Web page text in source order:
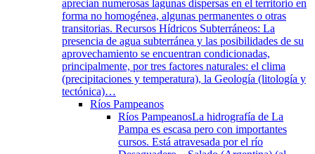
aprecian numerosas lagunas dispersas en el territorio en
forma no homogénea, algunas permanentes o otras
transitorias. Recursos Hídricos Subterráneos: La
presencia de agua subterránea y las posibilidades de su
aprovechamiento se encuentran condicionadas,
principalmente, por tres factores naturales: el clima
(precipitaciones y temperatura), la Geología (litología y
tectónica)…
Ríos Pampeanos
Ríos PampeanosLa hidrografía de La
Pampa es escasa pero con importantes
cursos. Está atravesada por el río